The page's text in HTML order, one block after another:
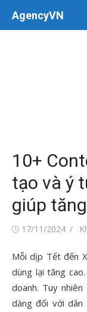
AgencyVN
10+
tạo và ý
giúp
Đăng17/11/2024
Mỗi dịp Tết đến
dùng lại tăng
doanh. Tuy
dàng đối với dân